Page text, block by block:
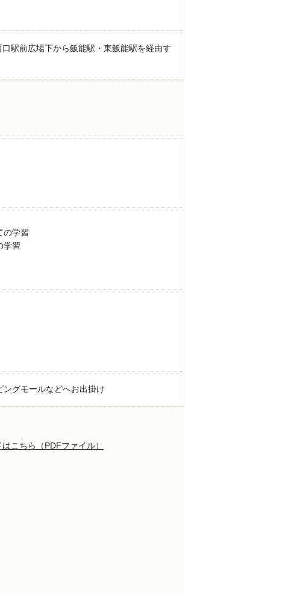
駅前広場下から飯能駅・東飯能駅を経由す
の学習
学習
グモールなどへお出掛け